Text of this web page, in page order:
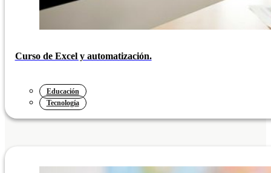
Curso de Excel y automatización.
Educación
Tecnología